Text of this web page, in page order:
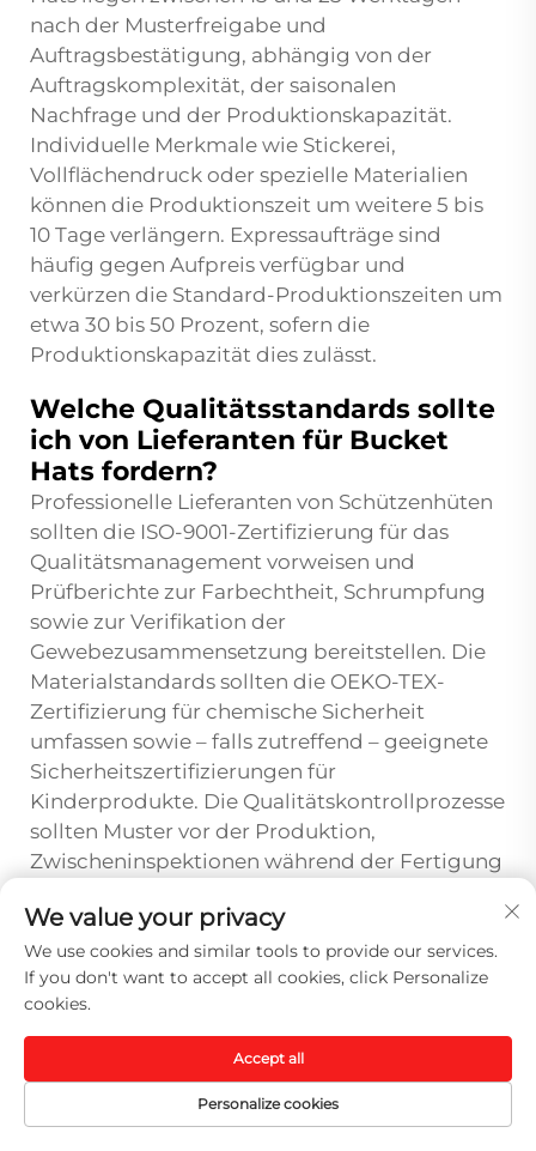
nach der Musterfreigabe und
Auftragsbestätigung, abhängig von der
Auftragskomplexität, der saisonalen
Nachfrage und der Produktionskapazität.
Individuelle Merkmale wie Stickerei,
Vollflächendruck oder spezielle Materialien
können die Produktionszeit um weitere 5 bis
10 Tage verlängern. Expressaufträge sind
häufig gegen Aufpreis verfügbar und
verkürzen die Standard-Produktionszeiten um
etwa 30 bis 50 Prozent, sofern die
Produktionskapazität dies zulässt.
Welche Qualitätsstandards sollte
ich von Lieferanten für Bucket
Hats fordern?
Professionelle Lieferanten von Schützenhüten
sollten die ISO-9001-Zertifizierung für das
Qualitätsmanagement vorweisen und
Prüfberichte zur Farbechtheit, Schrumpfung
sowie zur Verifikation der
Gewebezusammensetzung bereitstellen. Die
Materialstandards sollten die OEKO-TEX-
Zertifizierung für chemische Sicherheit
umfassen sowie – falls zutreffend – geeignete
Sicherheitszertifizierungen für
Kinderprodukte. Die Qualitätskontrollprozesse
sollten Muster vor der Produktion,
Zwischeninspektionen während der Fertigung
umfassen, um eine konsistente
Produktqualität sicherzustellen.
Wie kann ich die
Fertigungskapazitäten des
Lieferanten vor Auftragserteilung
überprüfen?
Die Lieferantenprüfung sollte Fabrikbesuche
We value your privacy
We use cookies and similar tools to provide our services.
If you don't want to accept all cookies, click Personalize
cookies.
Personalize cookies
Accept all